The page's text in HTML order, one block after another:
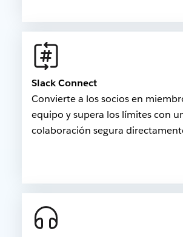
Slack Connect
Convierte a los socios en
equipo y supera los límites con
colaboración segura